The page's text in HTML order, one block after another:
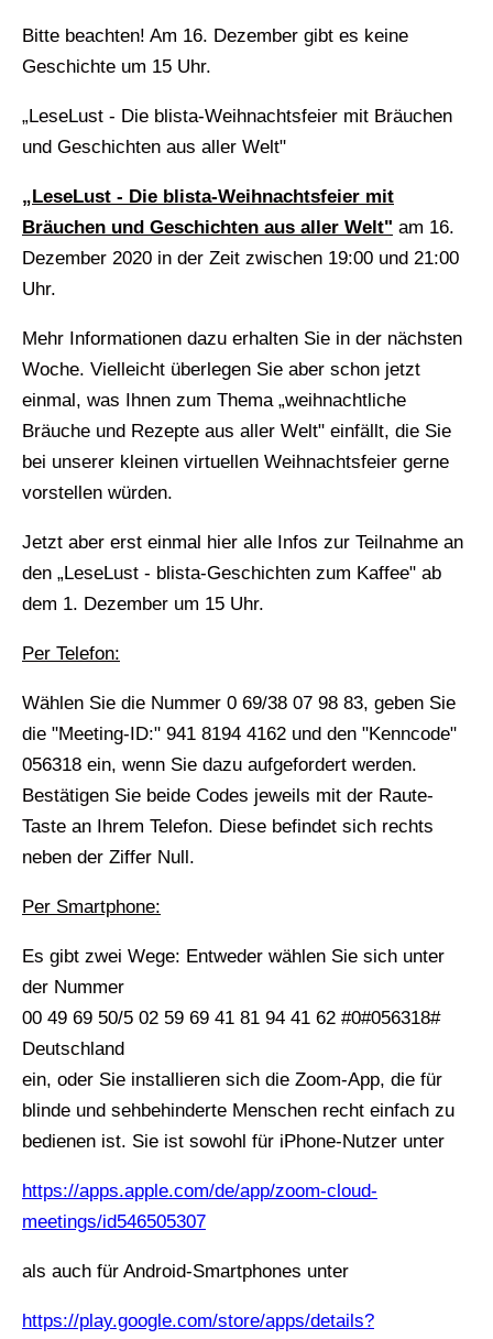
Bitte beachten! Am 16. Dezember gibt es keine
Geschichte um 15 Uhr.
„LeseLust - Die blista-Weihnachtsfeier mit Bräuchen
und Geschichten aus aller Welt"
„LeseLust - Die blista-Weihnachtsfeier mit
Bräuchen und Geschichten aus aller Welt" am 16.
Dezember 2020 in der Zeit zwischen 19:00 und 21:00
Uhr.
Mehr Informationen dazu erhalten Sie in der nächsten
Woche. Vielleicht überlegen Sie aber schon jetzt
einmal, was Ihnen zum Thema „weihnachtliche
Bräuche und Rezepte aus aller Welt" einfällt, die Sie
bei unserer kleinen virtuellen Weihnachtsfeier gerne
vorstellen würden.
Jetzt aber erst einmal hier alle Infos zur Teilnahme an
den „LeseLust - blista-Geschichten zum Kaffee" ab
dem 1. Dezember um 15 Uhr.
Per Telefon:
Wählen Sie die Nummer 0 69/38 07 98 83, geben Sie
die "Meeting-ID:" 941 8194 4162 und den "Kenncode"
056318 ein, wenn Sie dazu aufgefordert werden.
Bestätigen Sie beide Codes jeweils mit der Raute-
Taste an Ihrem Telefon. Diese befindet sich rechts
neben der Ziffer Null.
Per Smartphone:
Es gibt zwei Wege: Entweder wählen Sie sich unter
der Nummer
00 49 69 50/5 02 59 69 41 81 94 41 62 #0#056318#
Deutschland
ein, oder Sie installieren sich die Zoom-App, die für
blinde und sehbehinderte Menschen recht einfach zu
bedienen ist. Sie ist sowohl für iPhone-Nutzer unter
https://apps.apple.com/de/app/zoom-cloud-
meetings/id546505307
als auch für Android-Smartphones unter
https://play.google.com/store/apps/details?